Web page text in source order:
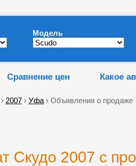
Модель
Сравнение цен Какое
› 2007 › Уфа › Объявления о продаже
Скудо 2007 с